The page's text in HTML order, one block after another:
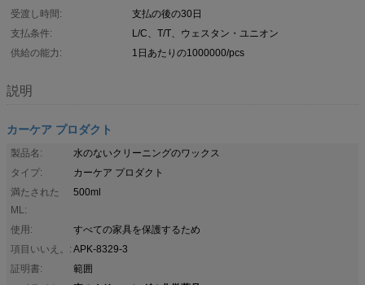
受渡し時間:
支払の後の30日
支払条件:
L/C、T/T、ウェスタン・ユニオン
供給の能力:
1日あたりの1000000/pcs
説明
カーケア プロダクト
製品名:
水のないクリーニングのワックス
タイプ:
カーケア プロダクト
満たされた
ML:
500ml
使用:
すべての家具を保護するため
項目いいえ。: APK-8329-3
証明書:
範囲